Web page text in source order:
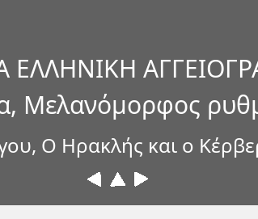
ΕΛΛΗΝΙΚΗ
Μελανόμορφος
Ο Ηρακλής και ο